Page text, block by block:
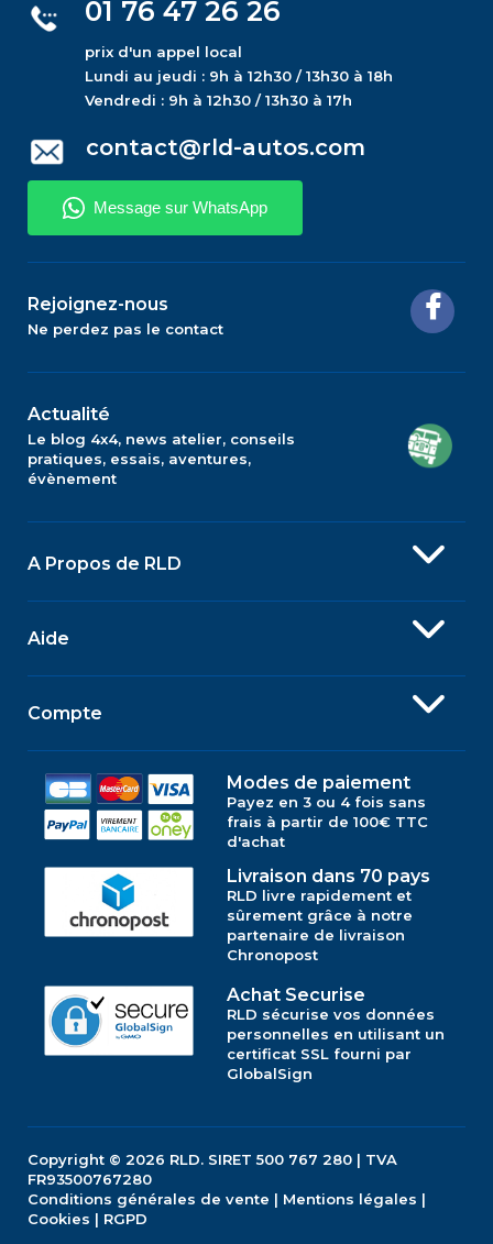
01 76 47 26 26
prix d'un appel local
Lundi au jeudi : 9h à 12h30 / 13h30 à 18h
Vendredi : 9h à 12h30 / 13h30 à 17h
contact@rld-autos.com
Rejoignez-nous
Ne perdez pas le contact
Actualité
Le blog 4x4, news atelier, conseils
pratiques, essais, aventures,
évènement
A Propos de RLD
Aide
Compte
Modes de paiement
Payez en 3 ou 4 fois sans
frais à partir de 100€ TTC
d'achat
Livraison dans 70 pays
RLD livre rapidement et
sûrement grâce à notre
partenaire de livraison
Chronopost
Achat Securise
RLD sécurise vos données
personnelles en utilisant un
certificat SSL fourni par
GlobalSign
Copyright © 2026 RLD. SIRET 500 767 280 | TVA
FR93500767280
Conditions générales de vente | Mentions légales |
Cookies | RGPD